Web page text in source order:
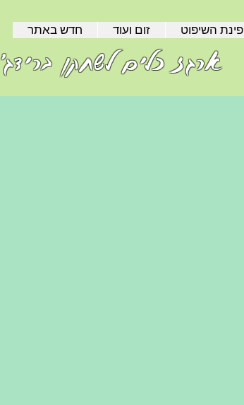
חדש באתר זום ועוד פינת השיפוט
ארגז כלים לשחקן ברידג'